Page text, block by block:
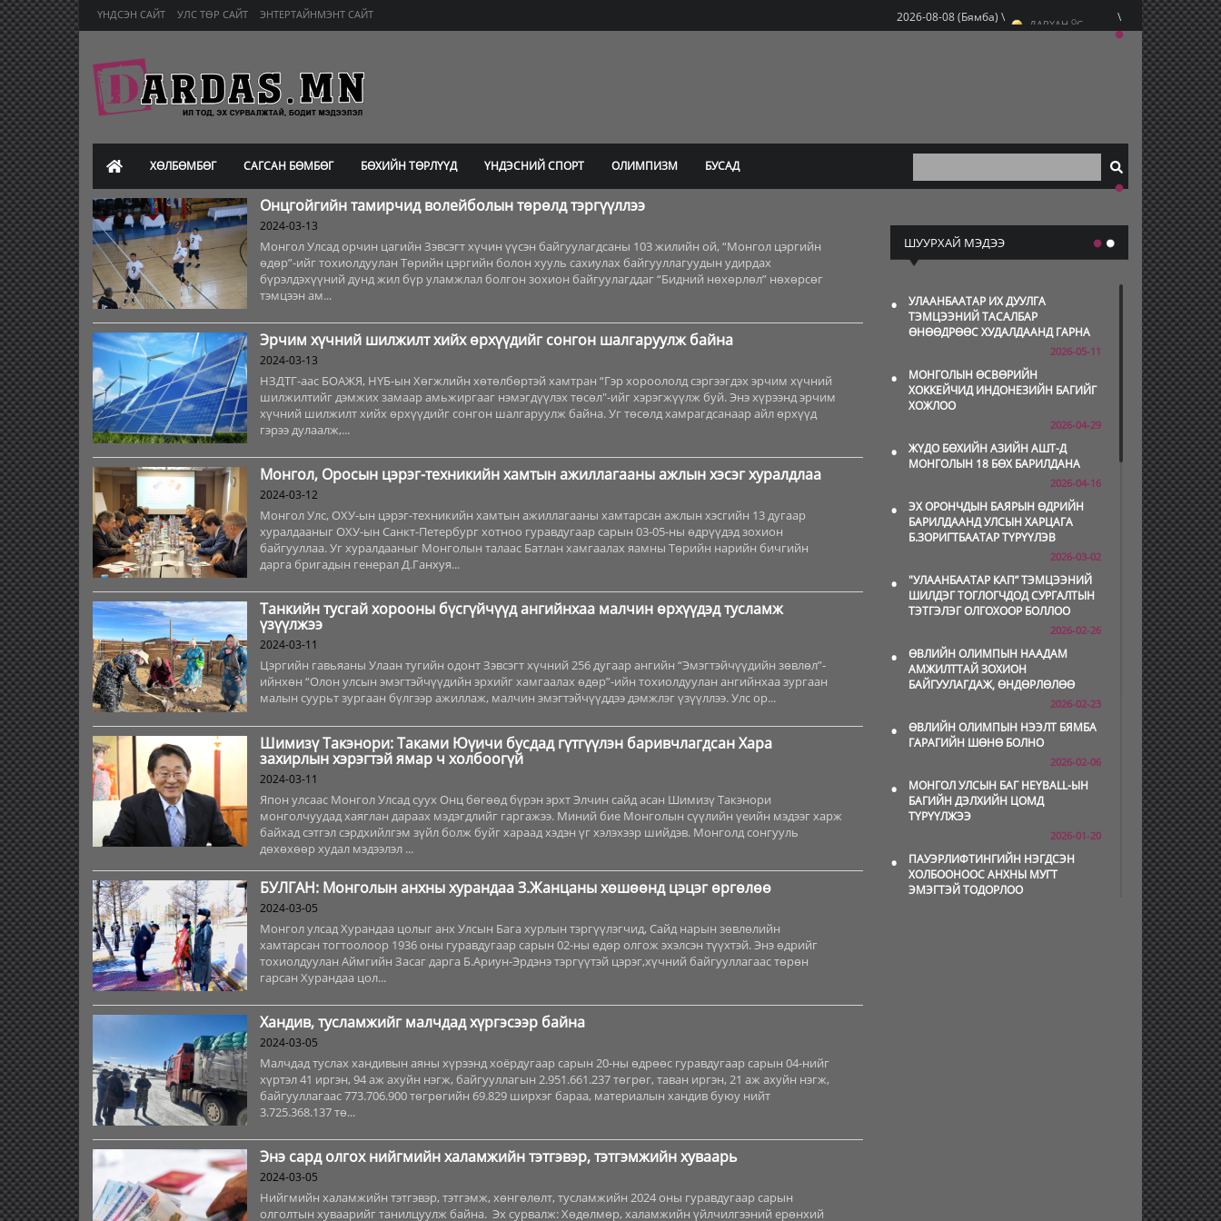
2026-08-08 (Бямба) \
ЭРДЭНЭТ C
\
ҮНДСЭН САЙТ УЛС ТӨР САЙТ ЭНТЕРТАЙНМЭНТ САЙТ
ХӨЛБӨМБӨГ САГСАН БӨМБӨГ БӨХИЙН ТӨРЛҮҮД ҮНДЭСНИЙ СПОРТ ОЛИМПИЗМ БУСАД
Онцгойгийн тамирчид волейболын төрөлд тэргүүллээ
2024-03-13
Монгол Улсад орчин цагийн Зэвсэгт хүчин үүсэн байгуулагдсаны 103 жилийн ой, “Монгол цэргийн
өдөр”-ийг тохиолдуулан Төрийн цэргийн болон хууль сахиулах байгууллагуудын удирдах
бүрэлдэхүүний дунд жил бүр уламжлал болгон зохион байгуулагддаг “Бидний нөхөрлөл” нөхөрсөг
тэмцээн ам...
Эрчим хүчний шилжилт хийх өрхүүдийг сонгон шалгаруулж байна
2024-03-13
НЗДТГ-аас БОАЖЯ, НҮБ-ын Хөгжлийн хөтөлбөртэй хамтран “Гэр хороололд сэргээгдэх эрчим хүчний
шилжилтийг дэмжих замаар амьжиргааг нэмэгдүүлэх төсөл"-ийг хэрэгжүүлж буй. Энэ хүрээнд эрчим
хүчний шилжилт хийх өрхүүдийг сонгон шалгаруулж байна. Уг төсөлд хамрагдсанаар айл өрхүүд
гэрээ дулаалж,...
Монгол, Оросын цэрэг-техникийн хамтын ажиллагааны ажлын хэсэг хуралдлаа
2024-03-12
Монгол Улс, ОХУ-ын цэрэг-техникийн хамтын ажиллагааны хамтарсан ажлын хэсгийн 13 дугаар
хуралдааныг ОХУ-ын Санкт-Петербург хотноо гуравдугаар сарын 03-05-ны өдрүүдэд зохион
байгууллаа. Уг хуралдааныг Монголын талаас Батлан хамгаалах яамны Төрийн нарийн бичгийн
дарга бригадын генерал Д.Ганхуя...
Танкийн тусгай хорооны бүсгүйчүүд ангийнхаа малчин өрхүүдэд тусламж
үзүүлжээ
2024-03-11
Цэргийн гавьяаны Улаан тугийн одонт Зэвсэгт хүчний 256 дугаар ангийн “Эмэгтэйчүүдийн зөвлөл”-
ийнхөн “Олон улсын эмэгтэйчүүдийн эрхийг хамгаалах өдөр”-ийн тохиолдуулан ангийнхаа зургаан
малын суурьт зургаан бүлгээр ажиллаж, малчин эмэгтэйчүүддээ дэмжлэг үзүүллээ. Улс ор...
Шимизү Такэнори: Таками Юүичи бусдад гүтгүүлэн баривчлагдсан Хара
захирлын хэрэгтэй ямар ч холбоогүй
2024-03-11
Япон улсаас Монгол Улсад суух Онц бөгөөд бүрэн эрхт Элчин сайд асан Шимизү Такэнори
монголчуудад хаяглан дараах мэдэгдлийг гаргажээ. Миний бие Монголын сүүлийн үеийн мэдээг харж
байхад сэтгэл сэрдхийлгэм зүйл болж буйг хараад хэдэн үг хэлэхээр шийдэв. Монголд сонгууль
дөхөхөөр худал мэдээлэл ...
БУЛГАН: Монголын анхны хурандаа З.Жанцаны хөшөөнд цэцэг өргөлөө
2024-03-05
Монгол улсад Хурандаа цолыг анх Улсын Бага хурлын тэргүүлэгчид, Сайд нарын зөвлөлийн
хамтарсан тогтоолоор 1936 оны гуравдугаар сарын 02-ны өдөр олгож эхэлсэн түүхтэй. Энэ өдрийг
тохиолдуулан Аймгийн Засаг дарга Б.Ариун-Эрдэнэ тэргүүтэй цэрэг,хүчний байгууллагаас төрөн
гарсан Хурандаа цол...
Хандив, тусламжийг малчдад хүргэсээр байна
2024-03-05
Малчдад туслах хандивын аяны хүрээнд хоёрдугаар сарын 20-ны өдрөөс гуравдугаар сарын 04-нийг
хүртэл 41 иргэн, 94 аж ахуйн нэгж, байгууллагын 2.951.661.237 төгрөг, таван иргэн, 21 аж ахуйн нэгж,
байгууллагаас 773.706.900 төгрөгийн 69.829 ширхэг бараа, материалын хандив буюу нийт
3.725.368.137 тө...
Энэ сард олгох нийгмийн халамжийн тэтгэвэр, тэтгэмжийн хуваарь
2024-03-05
Нийгмийн халамжийн тэтгэвэр, тэтгэмж, хөнгөлөлт, тусламжийн 2024 оны гуравдугаар сарын
олголтын хуваарийг танилцуулж байна. Эх сурвалж: Хөдөлмөр, халамжийн үйлчилгээний ерөнхий
ШУУРХАЙ МЭДЭЭ
•
УЛААНБААТАР ИХ ДУУЛГА
ТЭМЦЭЭНИЙ ТАСАЛБАР
ӨНӨӨДРӨӨС ХУДАЛДААНД ГАРНА
2026-05-11
•
МОНГОЛЫН ӨСВӨРИЙН
ХОККЕЙЧИД ИНДОНЕЗИЙН БАГИЙГ
ХОЖЛОО
2026-04-29
•
ЖҮДО БӨХИЙН АЗИЙН АШТ-Д
МОНГОЛЫН 18 БӨХ БАРИЛДАНА
2026-04-16
•
ЭХ ОРОНЧДЫН БАЯРЫН ӨДРИЙН
БАРИЛДААНД УЛСЫН ХАРЦАГА
Б.ЗОРИГТБААТАР ТҮРҮҮЛЭВ
2026-03-02
•
"УЛААНБААТАР КАП” ТЭМЦЭЭНИЙ
ШИЛДЭГ ТОГЛОГЧДОД СУРГАЛТЫН
ТЭТГЭЛЭГ ОЛГОХООР БОЛЛОО
2026-02-26
•
ӨВЛИЙН ОЛИМПЫН НААДАМ
АМЖИЛТТАЙ ЗОХИОН
БАЙГУУЛАГДАЖ, ӨНДӨРЛӨЛӨӨ
2026-02-23
•
ӨВЛИЙН ОЛИМПЫН НЭЭЛТ БЯМБА
ГАРАГИЙН ШӨНӨ БОЛНО
2026-02-06
•
МОНГОЛ УЛСЫН БАГ HEYBALL-ЫН
БАГИЙН ДЭЛХИЙН ЦОМД
ТҮРҮҮЛЖЭЭ
2026-01-20
•
ПАУЭРЛИФТИНГИЙН НЭГДСЭН
ХОЛБООНООС АНХНЫ МУГТ
ЭМЭГТЭЙ ТОДОРЛОО